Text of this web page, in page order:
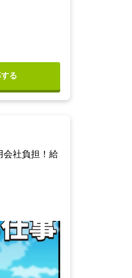
る
社負担！給